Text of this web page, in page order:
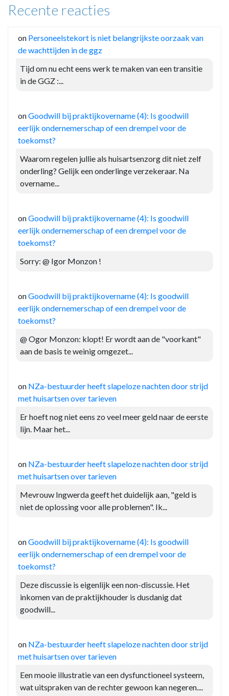
Recente reacties
on Personeelstekort is niet belangrijkste oorzaak van
de wachttijden in de ggz
Tijd om nu echt eens werk te maken van een transitie
in de GGZ :...
onGoodwill bij praktijkovername (4): Is goodwill
eerlijk ondernemerschap of een drempel voor de
toekomst?
Waarom regelen jullie als huisartsenzorg dit niet zelf
onderling? Gelijk een onderlinge verzekeraar. Na
overname...
onGoodwill bij praktijkovername (4): Is goodwill
eerlijk ondernemerschap of een drempel voor de
toekomst?
Sorry: @ Igor Monzon !
onGoodwill bij praktijkovername (4): Is goodwill
eerlijk ondernemerschap of een drempel voor de
toekomst?
@ Ogor Monzon: klopt! Er wordt aan de "voorkant"
aan de basis te weinig omgezet...
on NZa-bestuurder heeft slapeloze nachten door strijd
met huisartsen over tarieven
Er hoeft nog niet eens zo veel meer geld naar de eerste
lijn. Maar het...
on NZa-bestuurder heeft slapeloze nachten door strijd
met huisartsen over tarieven
Mevrouw Ingwerda geeft het duidelijk aan, "geld is
niet de oplossing voor alle problemen". Ik...
onGoodwill bij praktijkovername (4): Is goodwill
eerlijk ondernemerschap of een drempel voor de
toekomst?
Deze discussie is eigenlijk een non-discussie. Het
inkomen van de praktijkhouder is dusdanig dat
goodwill...
on NZa-bestuurder heeft slapeloze nachten door strijd
met huisartsen over tarieven
Een mooie illustratie van een dysfunctioneel systeem,
wat uitspraken van de rechter gewoon kan negeren....